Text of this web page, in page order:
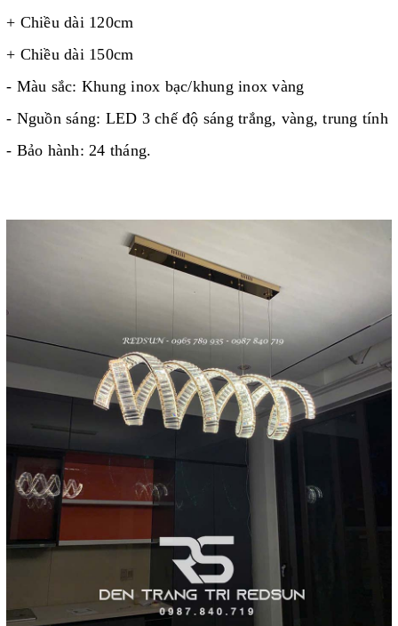
+ Chiều dài 120cm
+ Chiều dài 150cm
- Màu sắc: Khung inox bạc/khung inox vàng
- Nguồn sáng: LED 3 chế độ sáng trắng, vàng, trung tính
- Bảo hành: 24 tháng.